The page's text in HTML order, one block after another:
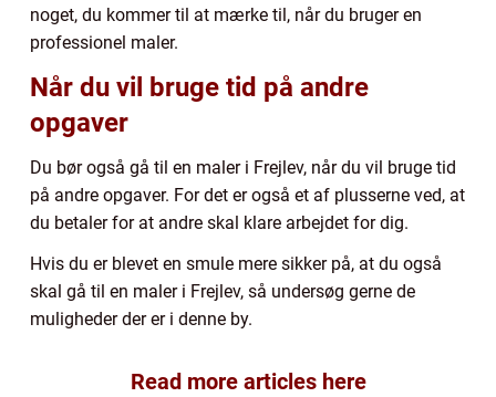
noget, du kommer til at mærke til, når du bruger en
professionel maler.
Når du vil bruge tid på andre
opgaver
Du bør også gå til en maler i Frejlev, når du vil bruge tid
på andre opgaver. For det er også et af plusserne ved, at
du betaler for at andre skal klare arbejdet for dig.
Hvis du er blevet en smule mere sikker på, at du også
skal gå til en maler i Frejlev, så undersøg gerne de
muligheder der er i denne by.
Read more articles here